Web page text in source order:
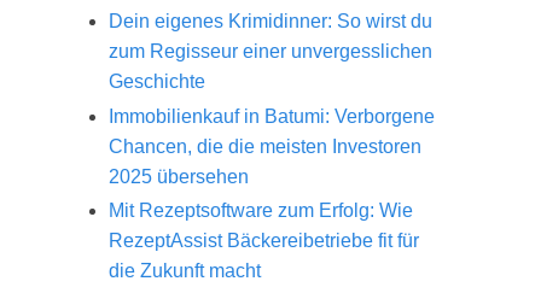
Dein eigenes Krimidinner: So wirst du
zum Regisseur einer unvergesslichen
Geschichte
Immobilienkauf in Batumi: Verborgene
Chancen, die die meisten Investoren
2025 übersehen
Mit Rezeptsoftware zum Erfolg: Wie
RezeptAssist Bäckereibetriebe fit für
die Zukunft macht